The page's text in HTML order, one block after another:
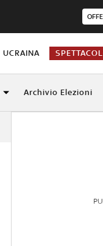
UCRAINA
Archivio Elezioni